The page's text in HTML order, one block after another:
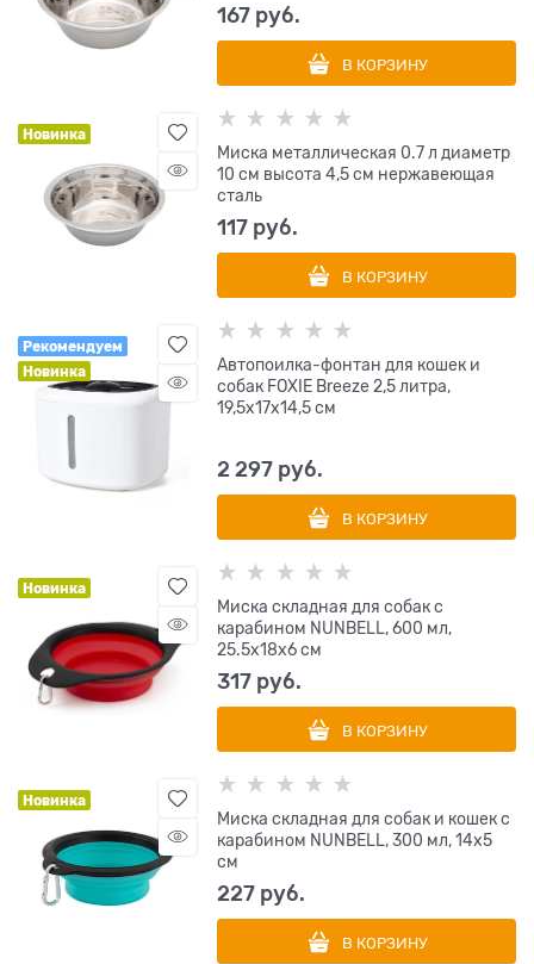
167 руб.
В КОРЗИНУ
Новинка
Миска металлическая 0.7 л диаметр
10 см высота 4,5 см нержавеющая
сталь
117 руб.
В КОРЗИНУ
Рекомендуем
Новинка
Автопоилка-фонтан для кошек и
собак FOXIE Breeze 2,5 литра,
19,5х17х14,5 см
2 297 руб.
В КОРЗИНУ
Новинка
Миска складная для собак с
карабином NUNBELL, 600 мл,
25.5х18х6 см
317 руб.
В КОРЗИНУ
Новинка
Миска складная для собак и кошек с
карабином NUNBELL, 300 мл, 14х5
см
227 руб.
В КОРЗИНУ